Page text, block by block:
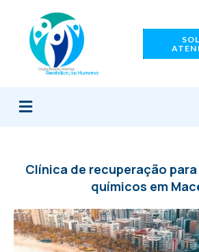
conteúdo
Menu
Clínica de recuperação
químicos em